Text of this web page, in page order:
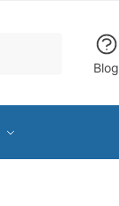
Blog